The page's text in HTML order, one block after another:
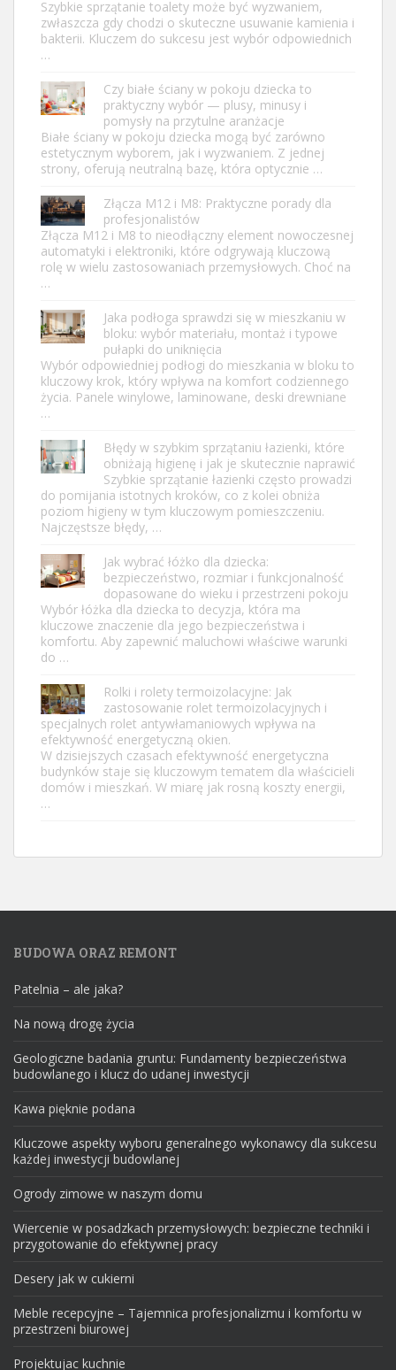
Szybkie sprzątanie toalety może być wyzwaniem,
zwłaszcza gdy chodzi o skuteczne usuwanie kamienia i
bakterii. Kluczem do sukcesu jest wybór odpowiednich
…
Czy białe ściany w pokoju dziecka to
praktyczny wybór — plusy, minusy i
pomysły na przytulne aranżacje
Białe ściany w pokoju dziecka mogą być zarówno
estetycznym wyborem, jak i wyzwaniem. Z jednej
strony, oferują neutralną bazę, która optycznie …
Złącza M12 i M8: Praktyczne porady dla
profesjonalistów
Złącza M12 i M8 to nieodłączny element nowoczesnej
automatyki i elektroniki, które odgrywają kluczową
rolę w wielu zastosowaniach przemysłowych. Choć na
…
Jaka podłoga sprawdzi się w mieszkaniu w
bloku: wybór materiału, montaż i typowe
pułapki do uniknięcia
Wybór odpowiedniej podłogi do mieszkania w bloku to
kluczowy krok, który wpływa na komfort codziennego
życia. Panele winylowe, laminowane, deski drewniane
…
Błędy w szybkim sprzątaniu łazienki, które
obniżają higienę i jak je skutecznie naprawić
Szybkie sprzątanie łazienki często prowadzi
do pomijania istotnych kroków, co z kolei obniża
poziom higieny w tym kluczowym pomieszczeniu.
Najczęstsze błędy, …
Jak wybrać łóżko dla dziecka:
bezpieczeństwo, rozmiar i funkcjonalność
dopasowane do wieku i przestrzeni pokoju
Wybór łóżka dla dziecka to decyzja, która ma
kluczowe znaczenie dla jego bezpieczeństwa i
komfortu. Aby zapewnić maluchowi właściwe warunki
do …
Rolki i rolety termoizolacyjne: Jak
zastosowanie rolet termoizolacyjnych i
specjalnych rolet antywłamaniowych wpływa na
efektywność energetyczną okien.
W dzisiejszych czasach efektywność energetyczna
budynków staje się kluczowym tematem dla właścicieli
domów i mieszkań. W miarę jak rosną koszty energii,
…
BUDOWA ORAZ REMONT
Patelnia – ale jaka?
Na nową drogę życia
Geologiczne badania gruntu: Fundamenty bezpieczeństwa
budowlanego i klucz do udanej inwestycji
Kawa pięknie podana
Kluczowe aspekty wyboru generalnego wykonawcy dla sukcesu
każdej inwestycji budowlanej
Ogrody zimowe w naszym domu
Wiercenie w posadzkach przemysłowych: bezpieczne techniki i
przygotowanie do efektywnej pracy
Desery jak w cukierni
Meble recepcyjne – Tajemnica profesjonalizmu i komfortu w
przestrzeni biurowej
Projektujac kuchnie